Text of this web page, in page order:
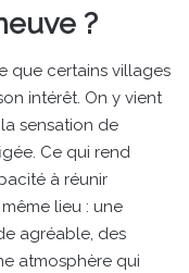
?
que certains villages
intérêt. On y vient
sensation de
Ce qui rend
à réunir
lieu : une
agréable, des
atmosphère qui